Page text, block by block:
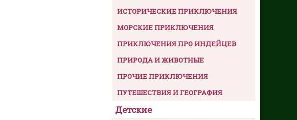
ИСТОРИЧЕСКИЕ ПРИКЛЮЧЕНИЯ
МОРСКИЕ ПРИКЛЮЧЕНИЯ
ПРИКЛЮЧЕНИЯ ПРО ИНДЕЙЦЕВ
ПРИРОДА И ЖИВОТНЫЕ
ПРОЧИЕ ПРИКЛЮЧЕНИЯ
ПУТЕШЕСТВИЯ И ГЕОГРАФИЯ
Детские